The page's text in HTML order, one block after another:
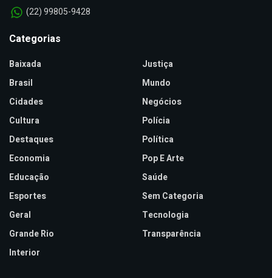
(22) 99805-9428
Categorias
Baixada
Brasil
Cidades
Cultura
Destaques
Economia
Educação
Esportes
Geral
Grande Rio
Interior
Justiça
Mundo
Negócios
Polícia
Política
Pop E Arte
Saúde
Sem Categoria
Tecnologia
Transparência